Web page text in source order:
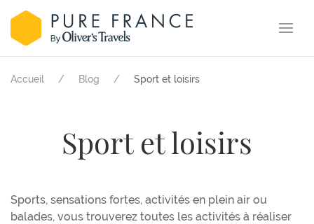
Accueil Blog Sport et loisirs
Sport et loisirs
Sports, sensations fortes, activités en plein air ou
balades, vous trouverez toutes les activités à réaliser